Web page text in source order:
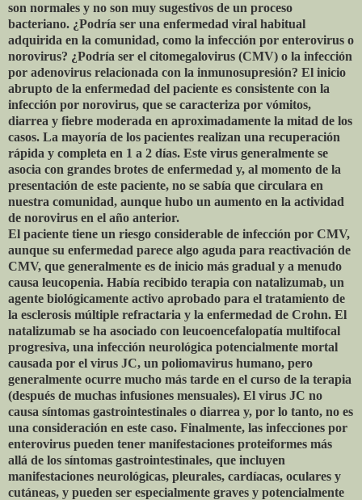
son normales y no son muy sugestivos de un proceso
bacteriano. ¿Podría ser una enfermedad viral habitual
adquirida en la comunidad, como la infección por enterovirus o
norovirus? ¿Podría ser el citomegalovirus (CMV) o la infección
por adenovirus relacionada con la inmunosupresión? El inicio
abrupto de la enfermedad del paciente es consistente con la
infección por norovirus, que se caracteriza por vómitos,
diarrea y fiebre moderada en aproximadamente la mitad de los
casos. La mayoría de los pacientes realizan una recuperación
rápida y completa en 1 a 2 días. Este virus generalmente se
asocia con grandes brotes de enfermedad y, al momento de la
presentación de este paciente, no se sabía que circulara en
nuestra comunidad, aunque hubo un aumento en la actividad
de norovirus en el año anterior.
El paciente tiene un riesgo considerable de infección por CMV,
aunque su enfermedad parece algo aguda para reactivación de
CMV, que generalmente es de inicio más gradual y a menudo
causa leucopenia. Había recibido terapia con natalizumab, un
agente biológicamente activo aprobado para el tratamiento de
la esclerosis múltiple refractaria y la enfermedad de Crohn. El
natalizumab se ha asociado con leucoencefalopatía multifocal
progresiva, una infección neurológica potencialmente mortal
causada por el virus JC, un poliomavirus humano, pero
generalmente ocurre mucho más tarde en el curso de la terapia
(después de muchas infusiones mensuales). El virus JC no
causa síntomas gastrointestinales o diarrea y, por lo tanto, no es
una consideración en este caso. Finalmente, las infecciones por
enterovirus pueden tener manifestaciones proteiformes más
allá de los síntomas gastrointestinales, que incluyen
manifestaciones neurológicas, pleurales, cardíacas, oculares y
cutáneas, y pueden ser especialmente graves y potencialmente